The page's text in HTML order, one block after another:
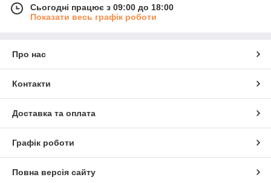
Сьогодні працює з 09:00 до 18:00
Показати весь графік роботи
Про нас
Контакти
Доставка та оплата
Графік роботи
Повна версія сайту